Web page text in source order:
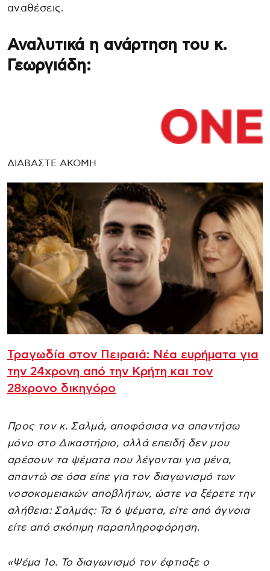
αναθέσεις.
Αναλυτικά η ανάρτηση του κ.
Γεωργιάδη:
ΔΙΑΒΑΣΤΕ ΑΚΟΜΗ
Τραγωδία στον Πειραιά: Νέα ευρήματα για
την 24χρονη από την Κρήτη και τον
28χρονο δικηγόρο
Προς τον κ. Σαλμά, αποφάσισα να απαντήσω
μόνο στο Δικαστήριο, αλλά επειδή δεν μου
αρέσουν τα ψέματα που λέγονται για μένα,
απαντώ σε όσα είπε για τον διαγωνισμό των
νοσοκομειακών αποβλήτων, ώστε να ξέρετε την
αλήθεια: Σαλμάς: Τα 6 ψέματα, είτε από άγνοια
είτε από σκόπιμη παραπληροφόρηση.
«Ψέμα 1ο. Το διαγωνισμό τον έφτιαξε ο